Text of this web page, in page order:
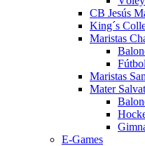
CB Jesús
King´s
Maristas
Fútbol
Maristas
Mater
E-Games